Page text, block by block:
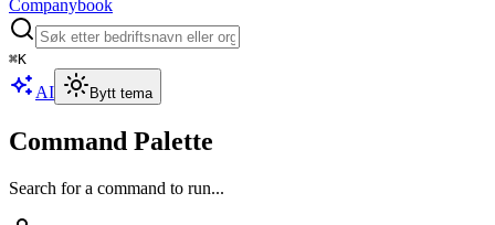
Companybook
⌘K
AI Bytt tema
Command Palette
Search for a command to run...